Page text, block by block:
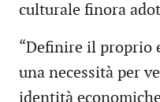
culturale finora
“Definire il proprio
una necessità per